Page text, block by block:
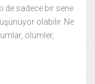
de sadece bir sene
olabilir. Ne
ölümler,